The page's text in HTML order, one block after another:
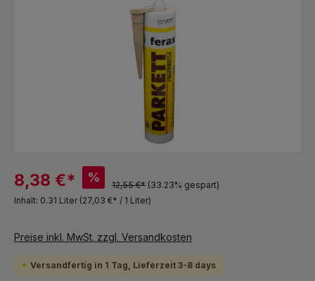
8,38 €* %
12,55 €* (33.23% gespart)
Inhalt: 0.31 Liter (27,03 €* / 1 Liter)
Preise inkl. MwSt. zzgl. Versandkosten
Versandfertig in 1 Tag, Lieferzeit 3-8 days